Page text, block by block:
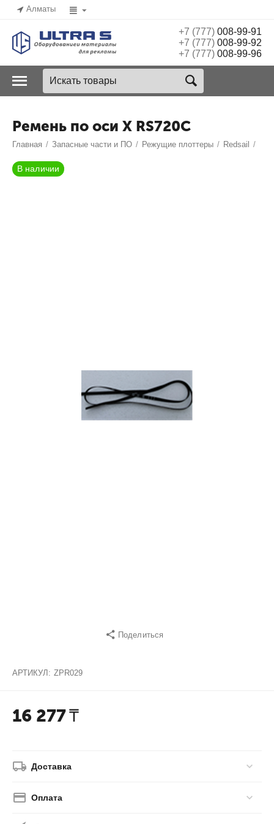
Алматы
+7 (777)008-99-91
+7 (777)008-99-92
+7 (777)008-99-96
Ремень по оси X RS720C
Главная / Запасные части и ПО / Режущие плоттеры / Redsail /
В наличии
Поделиться
АРТИКУЛ: ZPR029
16 277₸
Доставка
Оплата